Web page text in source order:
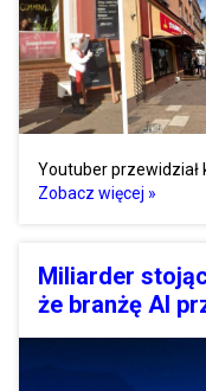
Youtuber przewidział
Zobacz więcej »
Miliarder
że branżę AI